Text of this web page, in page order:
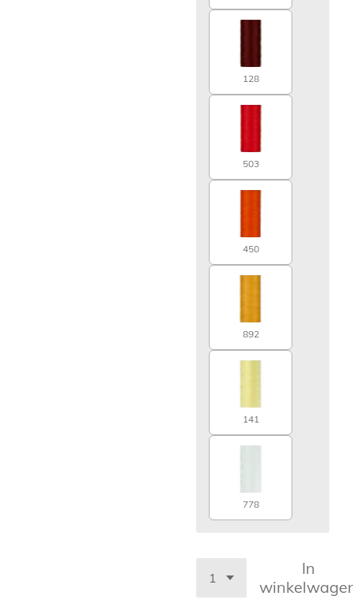
128
503
450
892
141
778
In